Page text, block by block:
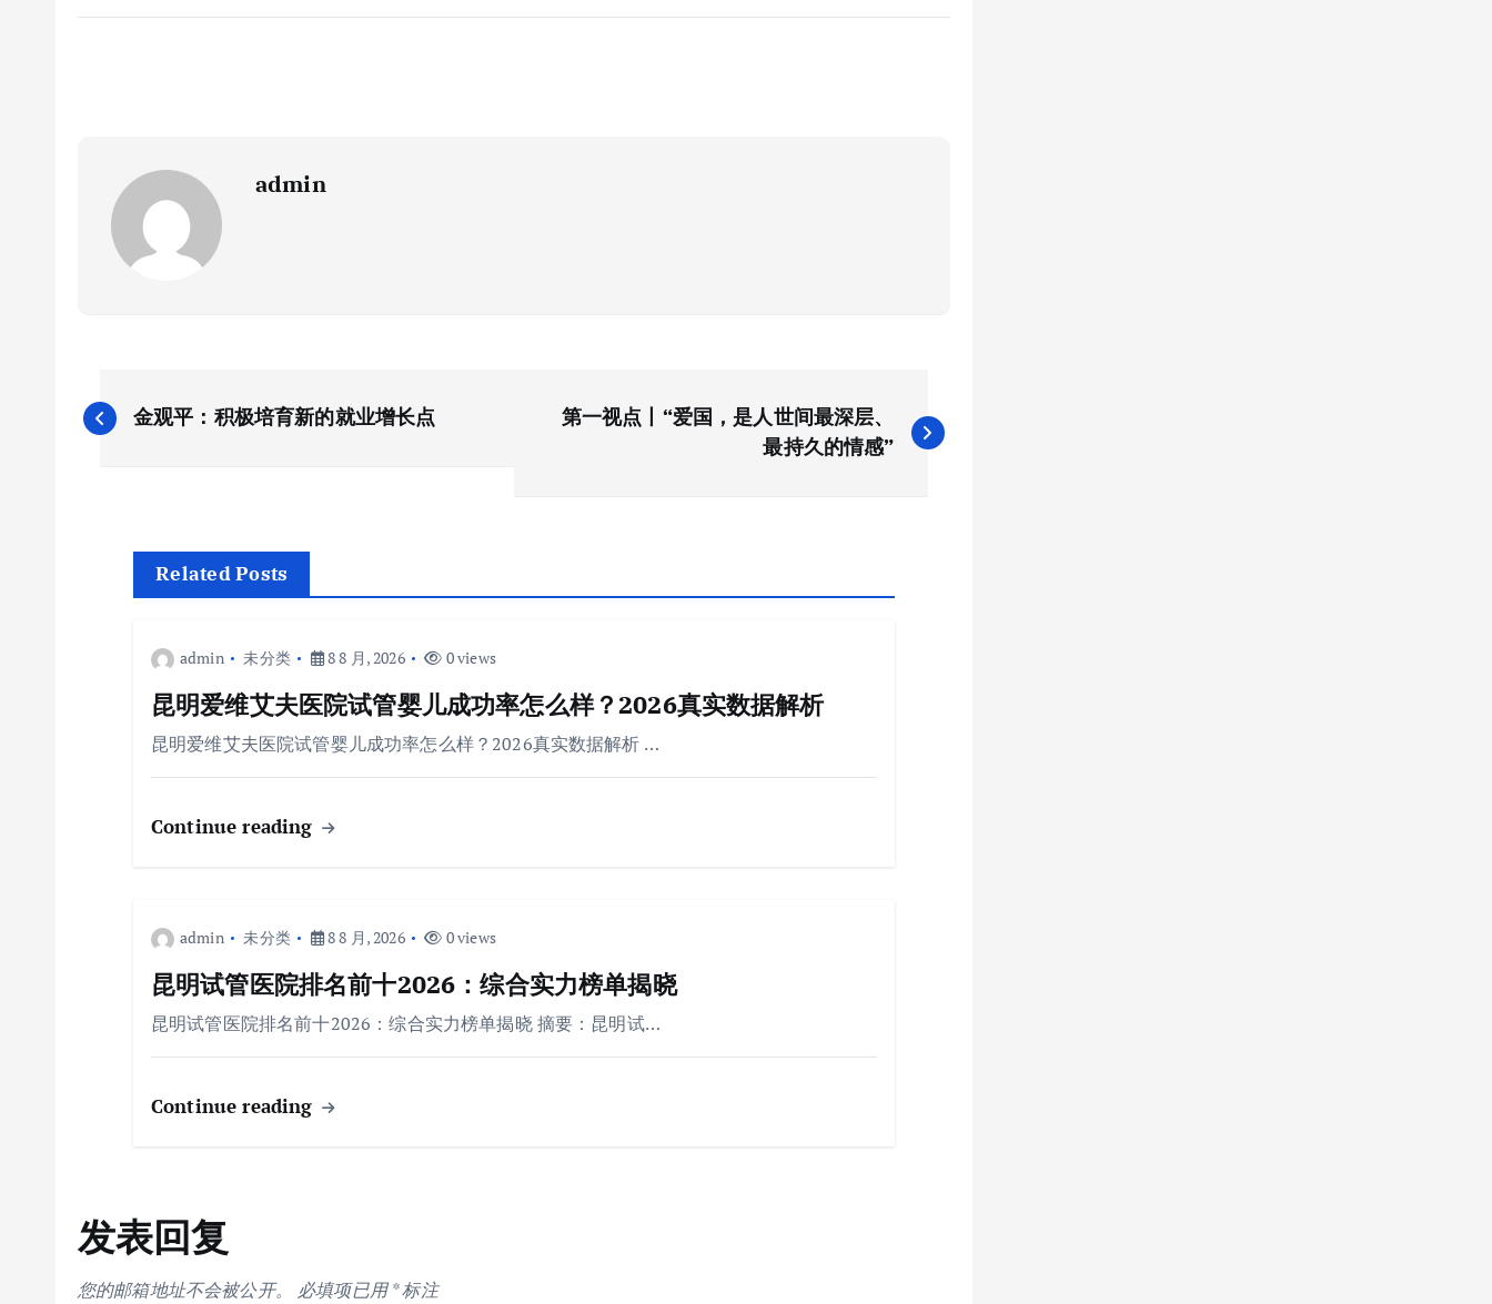
admin
文
金观平：积极培育新的就业增长点
第一视点丨“爱国，是人世间最深层、
最持久的情感”
Related Posts
admin 未分类 8 8 月, 2026 0 views
昆明爱维艾夫医院试管婴儿成功率怎么样？2026真实数据解析
昆明爱维艾夫医院试管婴儿成功率怎么样？2026真实数据解析 …
Continue reading
admin 未分类 8 8 月, 2026 0 views
昆明试管医院排名前十2026：综合实力榜单揭晓
昆明试管医院排名前十2026：综合实力榜单揭晓 摘要：昆明试…
Continue reading
发表回复
您的邮箱地址不会被公开。 必填项已用*标注